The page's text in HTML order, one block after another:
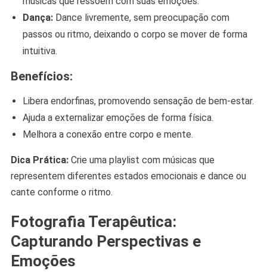
Dança:Dance livremente, sem preocupação com
passos ou ritmo, deixando o corpo se mover de forma
intuitiva.
Benefícios:
Libera endorfinas, promovendo sensação de bem-estar.
Ajuda a externalizar emoções de forma física.
Melhora a conexão entre corpo e mente.
Dica Prática:Crie uma playlist com músicas que
representem diferentes estados emocionais e dance ou
cante conforme o ritmo.
Fotografia Terapêutica:
Capturando Perspectivas e
Emoções